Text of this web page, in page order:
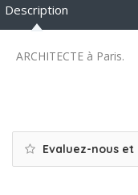
Description
ARCHITECTE à Paris.
Evaluez-nous